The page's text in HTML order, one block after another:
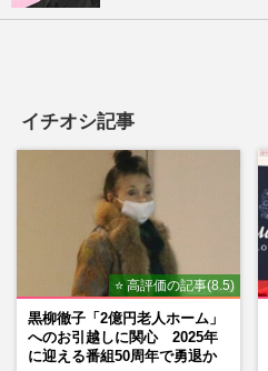
イチオシ記事
⭐ 高評価の記事(8.5)
黒柳徹子「2億円老人ホーム」
へのお引越しに関心 2025年
に迎える番組50周年で勇退か